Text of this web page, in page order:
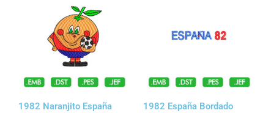
1982 Naranjito España
1982 España Bordado